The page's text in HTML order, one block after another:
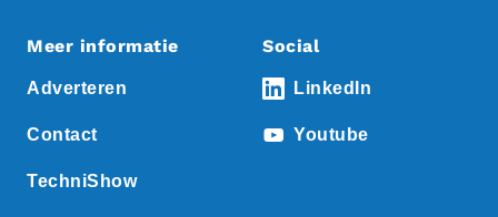
Meer informatie
Adverteren
Contact
TechniShow
Social
LinkedIn
Youtube